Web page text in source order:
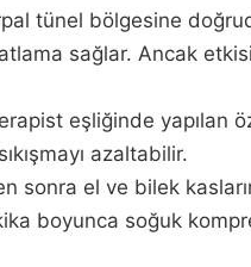
tünel bölgesine
sağlar. Ancak
eşliğinde yapılan
azaltabilir.
sonra el ve bilek
boyunca soğuk